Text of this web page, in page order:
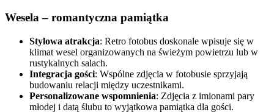
Wesela – romantyczna pamiątka
Stylowa atrakcja: Retro fotobus doskonale wpisuje się w
klimat wesel organizowanych na świeżym powietrzu lub w
rustykalnych salach.
Integracja gości: Wspólne zdjęcia w fotobusie sprzyjają
budowaniu relacji między uczestnikami.
Personalizowane wspomnienia: Zdjęcia z imionami pary
młodej i datą ślubu to wyjątkowa pamiątka dla gości.